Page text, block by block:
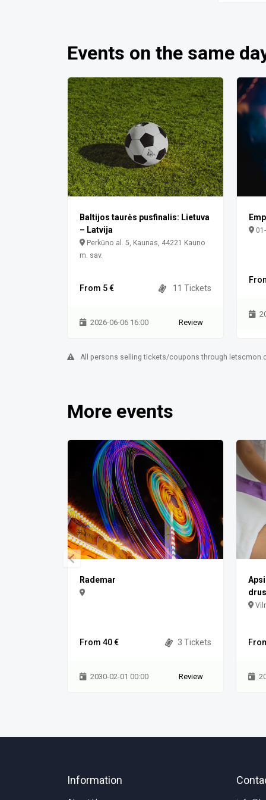
Events on the same
Baltijos taurės pusfinalis: Lietuva
– Latvija
Perkūno al. 5, Kaunas, 44221 Kauno
m. sav.
From 5 € 11 Tickets
2026-06-06 16:00 Review
All persons selling tickets/coupons through
More events
Rademar
From 40 € 3 Tickets
2030-02-01 00:00 Review
Information